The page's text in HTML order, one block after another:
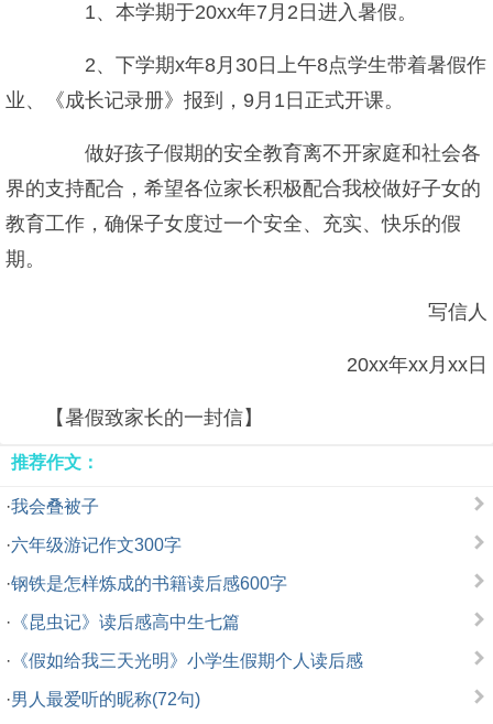
1、本学期于20xx年7月2日进入暑假。
2、下学期x年8月30日上午8点学生带着暑假作
业、《成长记录册》报到，9月1日正式开课。
做好孩子假期的安全教育离不开家庭和社会各
界的支持配合，希望各位家长积极配合我校做好子女的
教育工作，确保子女度过一个安全、充实、快乐的假
期。
写信人
20xx年xx月xx日
【暑假致家长的一封信】
推荐作文：
·我会叠被子
·六年级游记作文300字
·钢铁是怎样炼成的书籍读后感600字
· 《昆虫记》读后感高中生七篇
· 《假如给我三天光明》小学生假期个人读后感
·男人最爱听的昵称(72句)